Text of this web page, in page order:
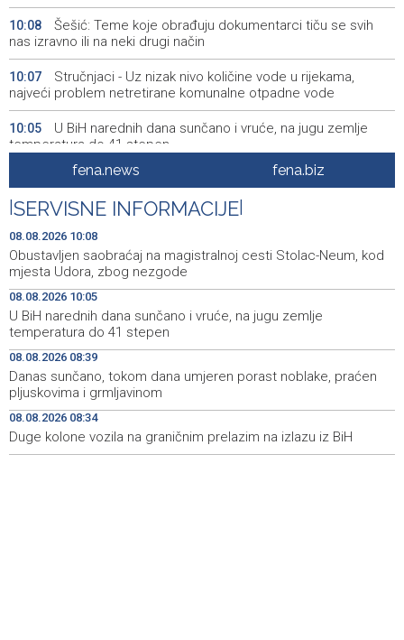
10:08
Šešić: Teme koje obrađuju dokumentarci tiču se svih
nas izravno ili na neki drugi način
10:07
Stručnjaci - Uz nizak nivo količine vode u rijekama,
najveći problem netretirane komunalne otpadne vode
10:05
U BiH narednih dana sunčano i vruće, na jugu zemlje
temperatura do 41 stepen
Danas dva susreta nove sezone nogometne WWin lige
BiH
09:50
Jakšić: U četiri godine građanima USK-a vraćeno više od
25 miliona KM po osnovu pravosnažnih presuda
09:45 Književno veče sa Admirom i Irmom Husić u Ključu
09:18
Požar na području Kanjine i Živašnice i dalje aktivan,
angažirani brojni vatrogasci i helikopteri
08:55
Erdogan: Sporazum iz Meke nije usmjeren ni protiv
jedne države, otvoren je i za prijateljske zemlje
08:51
Američki sud blokirao Trumpov plan izgradnje plesne
dvorane u Bijeloj kući
fena.news fena.biz
SERVISNE INFORMACIJE
08.08.2026 10:08
Obustavljen saobraćaj na magistralnoj cesti Stolac-Neum, kod
mjesta Udora, zbog nezgode
08.08.2026 10:05
U BiH narednih dana sunčano i vruće, na jugu zemlje
temperatura do 41 stepen
08.08.2026 08:39
Danas sunčano, tokom dana umjeren porast noblake, praćen
pljuskovima i grmljavinom
08.08.2026 08:34
Duge kolone vozila na graničnim prelazim na izlazu iz BiH